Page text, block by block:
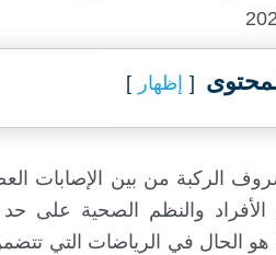
إظهار
الركبة من بين الإصابات
والنظم الصحية على حد
الحال في الرياضات التي